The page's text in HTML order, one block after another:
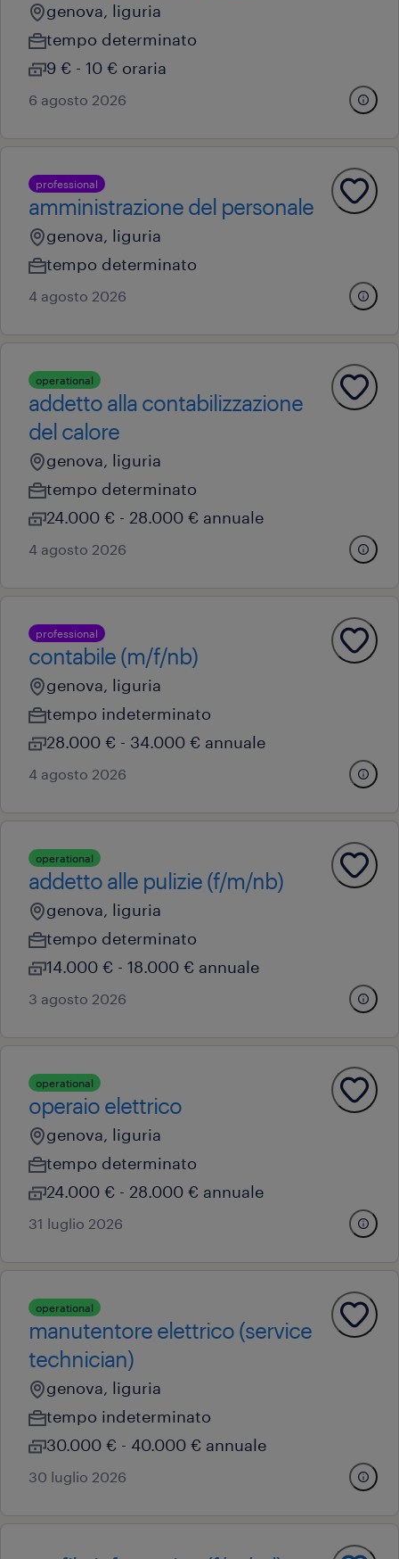
genova, liguria
tempo determinato
9 € - 10 € oraria
6 agosto 2026
professional
amministrazione del personale
genova, liguria
tempo determinato
4 agosto 2026
operational
addetto alla contabilizzazione
del calore
genova, liguria
tempo determinato
24.000 € - 28.000 € annuale
4 agosto 2026
professional
contabile (m/f/nb)
genova, liguria
tempo indeterminato
28.000 € - 34.000 € annuale
4 agosto 2026
operational
addetto alle pulizie (f/m/nb)
genova, liguria
tempo determinato
14.000 € - 18.000 € annuale
3 agosto 2026
operational
operaio elettrico
genova, liguria
tempo determinato
24.000 € - 28.000 € annuale
31 luglio 2026
operational
manutentore elettrico (service
technician)
genova, liguria
tempo indeterminato
30.000 € - 40.000 € annuale
30 luglio 2026